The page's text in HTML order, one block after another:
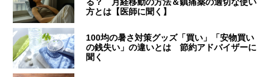
方とは【医師に聞く】
100均の暑さ対策グッズ「買い」「安物買い
の銭失い」の違いとは 節約アドバイザーに
聞く